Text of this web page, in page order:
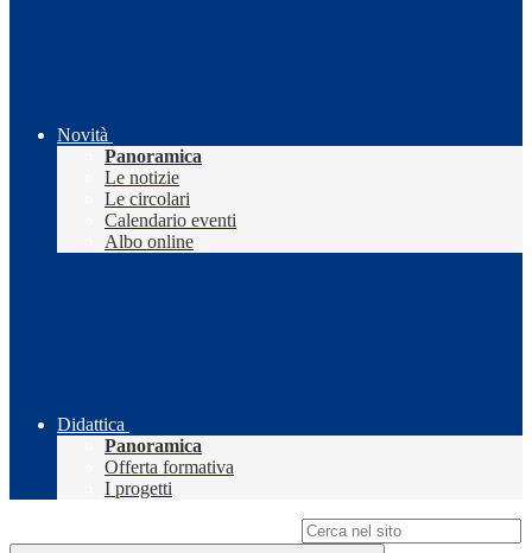
Novità
Panoramica
Le notizie
Le circolari
Calendario eventi
Albo online
Didattica
Panoramica
Offerta formativa
I progetti